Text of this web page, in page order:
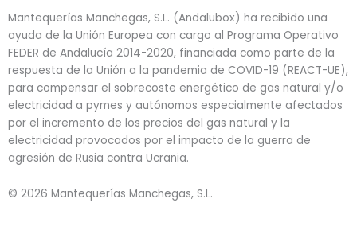
Mantequerías Manchegas, S.L. (Andalubox) ha recibido una
ayuda de la Unión Europea con cargo al Programa Operativo
FEDER de Andalucía 2014-2020, financiada como parte de la
respuesta de la Unión a la pandemia de COVID-19 (REACT-UE),
para compensar el sobrecoste energético de gas natural y/o
electricidad a pymes y autónomos especialmente afectados
por el incremento de los precios del gas natural y la
electricidad provocados por el impacto de la guerra de
agresión de Rusia contra Ucrania.
© 2026 Mantequerías Manchegas, S.L.